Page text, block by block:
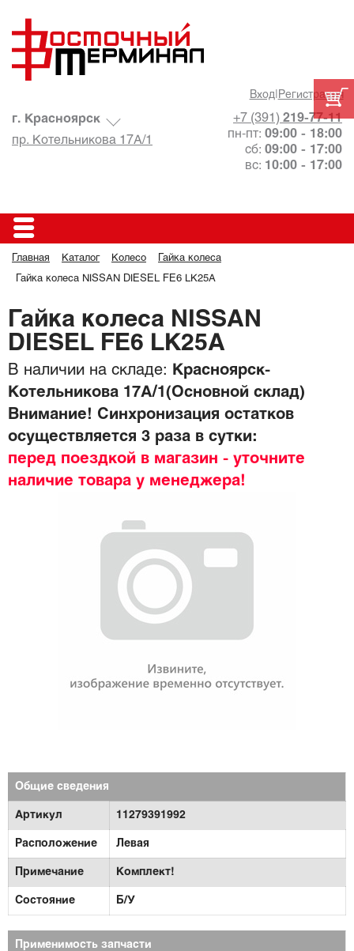
Вход| Регистрация
+7 (391) 219-77-11
пн-пт: 09:00 - 18:00
сб: 09:00 - 17:00
вс: 10:00 - 17:00
г. Красноярск
пр. Котельникова 17А/1
Главная Каталог Колесо Гайка колеса
Гайка колеса NISSAN DIESEL FE6 LK25A
Гайка колеса NISSAN
DIESEL FE6 LK25A
В наличии на складе:
Красноярск-
Котельникова 17А/1(Основной склад)
Внимание! Синхронизация остатков
осуществляется 3 раза в сутки:
перед поездкой в магазин - уточните
наличие товара у менеджера!
Общие сведения
Артикул 11279391992
Расположение Левая
Примечание Комплект!
Состояние Б/У
Применимость запчасти